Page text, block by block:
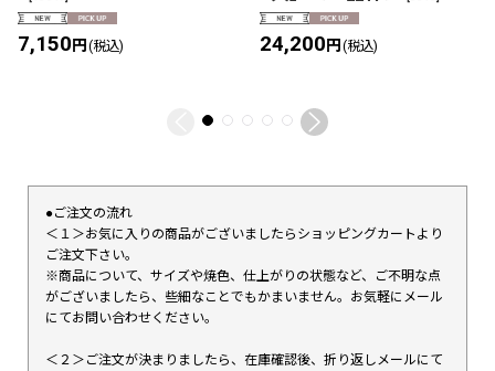
7,150円 (税込) 24,200円 (税込)
●ご注文の流れ
＜１＞お気に入りの商品がございましたらショッピングカートより
ご注文下さい。
※商品について、サイズや焼色、仕上がりの状態など、ご不明な点
がございましたら、些細なことでもかまいません。お気軽にメール
にてお問い合わせください。
＜２＞ご注文が決まりましたら、在庫確認後、折り返しメールにて